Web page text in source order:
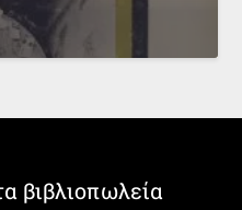
βιβλιοπωλεία